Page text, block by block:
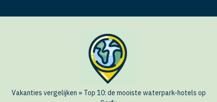
Vakanties vergelijken » Top 10: de mooiste waterpark-hotels op